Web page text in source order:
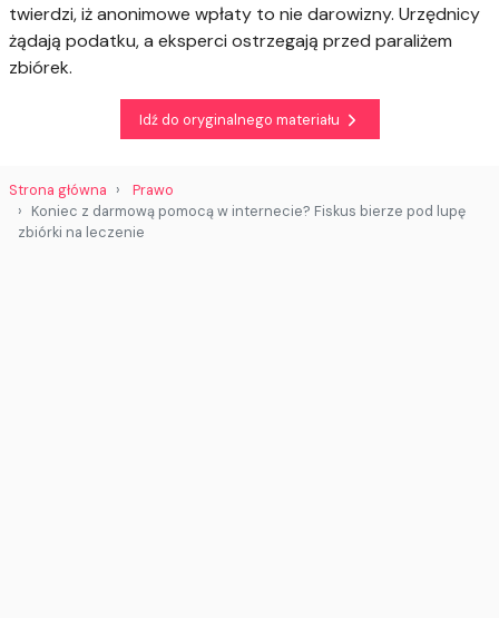
twierdzi, iż anonimowe wpłaty to nie darowizny. Urzędnicy
żądają podatku, a eksperci ostrzegają przed paraliżem
zbiórek.
Idź do oryginalnego materiału
Strona główna
Prawo
Koniec z darmową pomocą w internecie? Fiskus bierze pod lupę
zbiórki na leczenie